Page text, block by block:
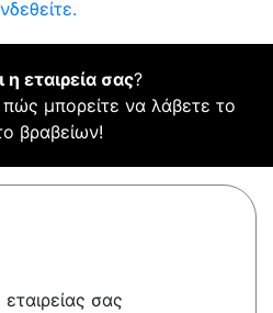
η εταιρεία σας?
πώς μπορείτε να λάβετε το
βραβείων!
σας